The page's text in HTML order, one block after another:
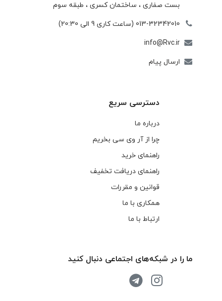
بست صفاری ، ساختمان كسری ، طبقه سوم
013-32342010 (ساعت کاری 9 الی 20:30)
info@Rvc.ir
ارسال پیام
دسترسی سریع
درباره ما
چرا از آر وی سی بخریم
راهنمای خرید
راهنمای دریافت تخفیف
قوانین و مقررات
همکاری با ما
ارتباط با ما
ما را در شبکه‌های اجتماعی دنبال کنید